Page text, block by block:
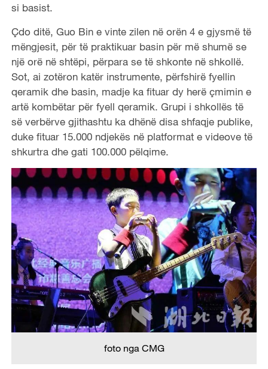
si basist.
Çdo ditë, Guo Bin e vinte zilen në orën 4 e gjysmë të
mëngjesit, për të praktikuar basin për më shumë se
një orë në shtëpi, përpara se të shkonte në shkollë.
Sot, ai zotëron katër instrumente, përfshirë fyellin
qeramik dhe basin, madje ka fituar dy herë çmimin e
artë kombëtar për fyell qeramik. Grupi i shkollës të
së verbërve gjithashtu ka dhënë disa shfaqje publike,
duke fituar 15.000 ndjekës në platformat e videove të
shkurtra dhe gati 100.000 pëlqime.
foto nga CMG